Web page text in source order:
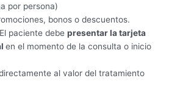
por persona)
bonos o descuentos.
El paciente debe presentar la tarjeta
en el momento de la consulta o inicio
al valor del tratamiento